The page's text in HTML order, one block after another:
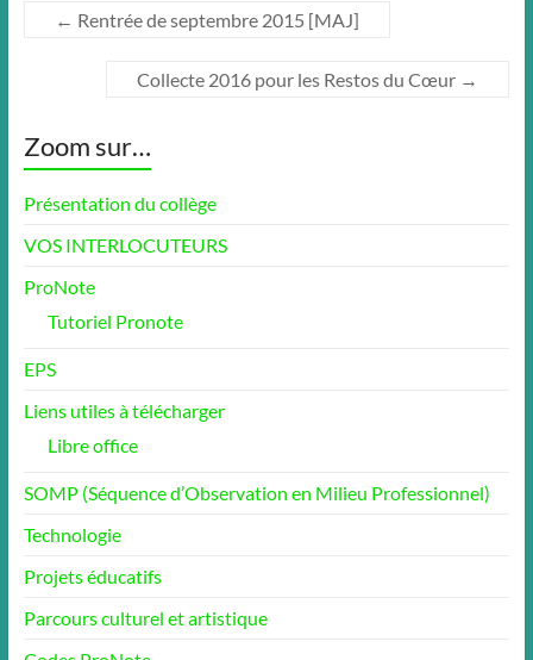
← Rentrée de septembre 2015 [MAJ]
Collecte 2016 pour les Restos du Cœur →
Zoom sur…
Présentation du collège
VOS INTERLOCUTEURS
ProNote
Tutoriel Pronote
EPS
Liens utiles à télécharger
Libre office
SOMP (Séquence d’Observation en Milieu Professionnel)
Technologie
Projets éducatifs
Parcours culturel et artistique